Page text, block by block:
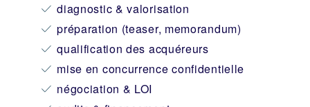
diagnostic & valorisation
préparation (teaser, memorandum)
qualification des acquéreurs
mise en concurrence confidentielle
négociation & LOI